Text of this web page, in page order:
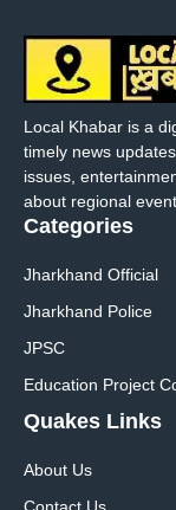
Local Khabar is a
timely news
issues,
about regional
Categories
Jharkhand Official
Jharkhand Police
JPSC
Education Project
Quakes Links
About Us
Contact Us